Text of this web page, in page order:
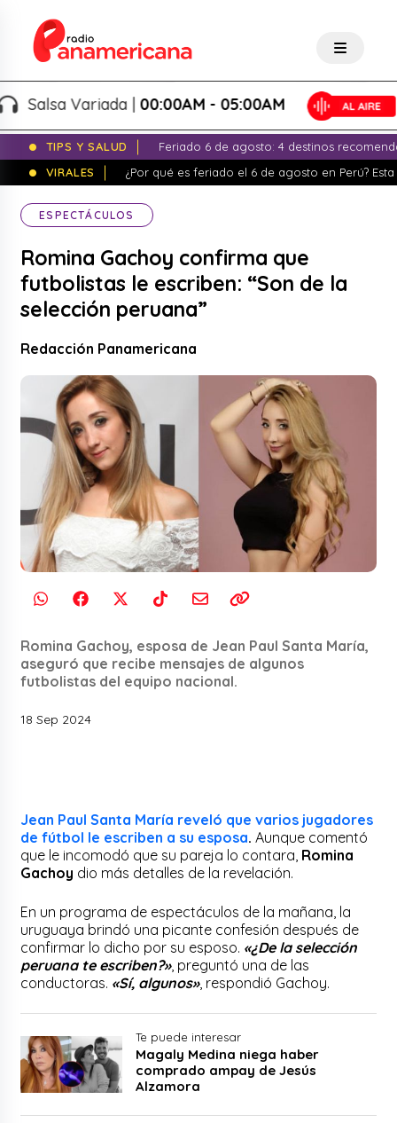
Variada |00:00AM - 05:00AM
TIPS Y SALUD
Feriado 6 de agosto: 4 destinos
VIRALES
¿Por qué es feriado el 6 de agosto en Perú?
ESPECTÁCULOS
Romina Gachoy confirma que
futbolistas le escriben: “Son de la
selección peruana”
Redacción Panamericana
Romina Gachoy, esposa de Jean Paul Santa María,
aseguró que recibe mensajes de algunos
futbolistas del equipo nacional.
18 Sep 2024
Jean Paul Santa María reveló que varios jugadores
de fútbol le escriben a su esposa.Aunque comentó
que le incomodó que su pareja lo contara, Romina
Gachoy dio más detalles de la revelación.
En un programa de espectáculos de la mañana, la
uruguaya brindó una picante confesión después de
confirmar lo dicho por su esposo. «¿De la selección
peruana te escriben?», preguntó una de las
conductoras. «Sí, algunos», respondió Gachoy.
Te puede interesar
Magaly Medina niega haber
comprado ampay de Jesús
Alzamora